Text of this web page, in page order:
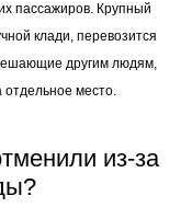
пассажиров. Крупный
клади, перевозится
другим людям,
отдельное место.
из-за